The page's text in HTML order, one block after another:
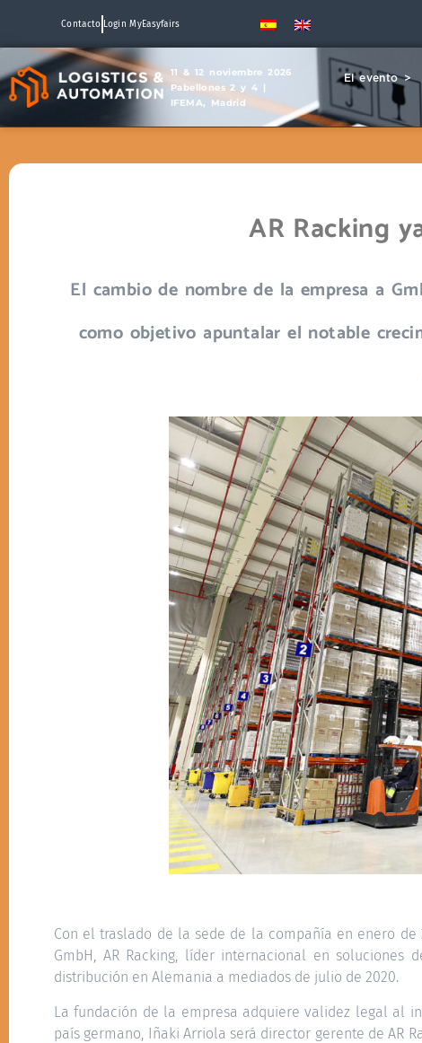
Contacto Login MyEasyfairs
11 & 12 noviembre 2026
Pabellones 2 y 4 |
IFEMA, Madrid
El evento >
AR Racking
El cambio de nombre de la empresa a
como objetivo apuntalar el notable
Con el traslado de la sede de la compañía en enero de
GmbH, AR Racking, líder internacional en
distribución en Alemania a mediados de julio de 2020.
La fundación de la empresa adquiere validez legal al
país germano, Iñaki Arriola será director gerente de AR